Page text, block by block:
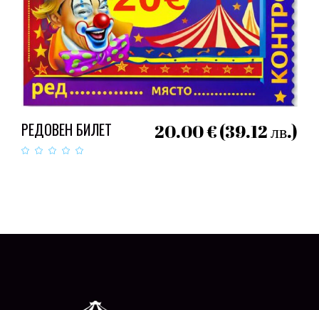
ДОБАВЯНЕ В КОЛИЧКАТА
РЕДОВЕН БИЛЕТ 20.00€(39.12 лв.)